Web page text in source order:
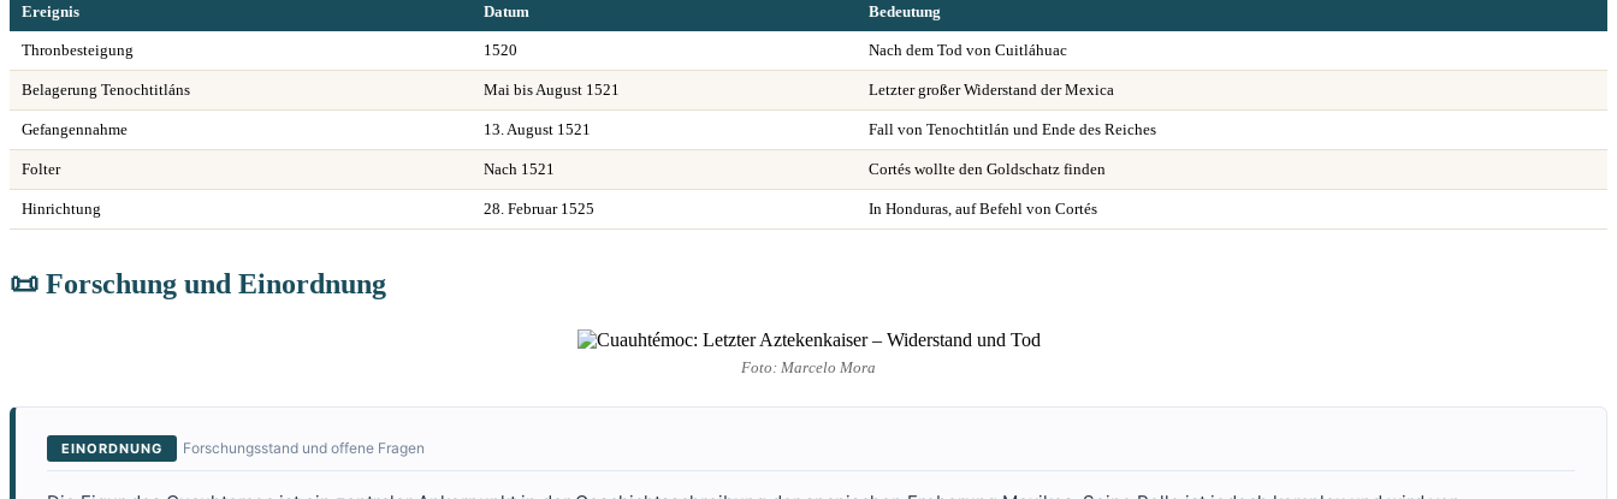
Ereignis Datum Bedeutung
Thronbesteigung 1520 Nach dem Tod von Cuitláhuac
Belagerung Tenochtitláns Mai bis August 1521 Letzter großer Widerstand der Mexica
Gefangennahme 13. August 1521 Fall von Tenochtitlán und Ende des Reiches
Folter Nach 1521 Cortés wollte den Goldschatz finden
Hinrichtung 28. Februar 1525 In Honduras, auf Befehl von Cortés
📜 Forschung und Einordnung
Foto: Marcelo Mora
EINORDNUNG Forschungsstand und offene Fragen